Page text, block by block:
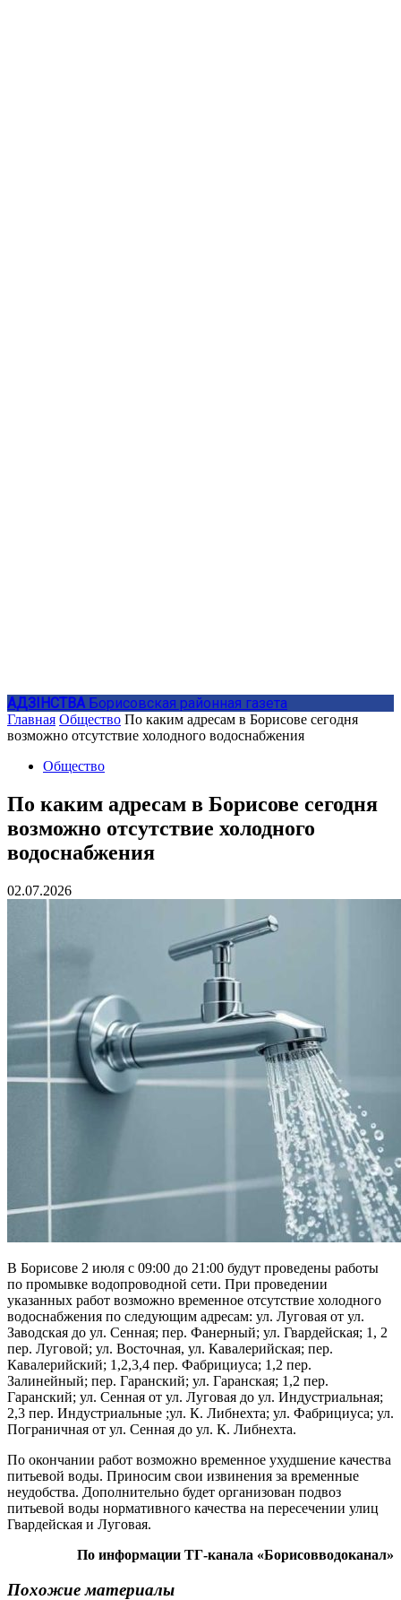
АДЗIНСТВА Борисовская районная газета
Главная Общество По каким адресам в Борисове сегодня
возможно отсутствие холодного водоснабжения
Общество
По каким адресам в Борисове сегодня
возможно отсутствие холодного
водоснабжения
02.07.2026
В Борисове 2 июля с 09:00 до 21:00 будут проведены работы
по промывке водопроводной сети. При проведении
указанных работ возможно временное отсутствие холодного
водоснабжения по следующим адресам: ул. Луговая от ул.
Заводская до ул. Сенная; пер. Фанерный; ул. Гвардейская; 1, 2
пер. Луговой; ул. Восточная, ул. Кавалерийская; пер.
Кавалерийский; 1,2,3,4 пер. Фабрициуса; 1,2 пер.
Залинейный; пер. Гаранский; ул. Гаранская; 1,2 пер.
Гаранский; ул. Сенная от ул. Луговая до ул. Индустриальная;
2,3 пер. Индустриальные ;ул. К. Либнехта; ул. Фабрициуса; ул.
Пограничная от ул. Сенная до ул. К. Либнехта.
По окончании работ возможно временное ухудшение качества
питьевой воды. Приносим свои извинения за временные
неудобства. Дополнительно будет организован подвоз
питьевой воды нормативного качества на пересечении улиц
Гвардейская и Луговая.
По информации ТГ-канала «Борисовводоканал»
Похожие материалы